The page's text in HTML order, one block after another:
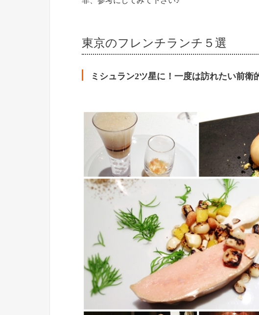
東京のフレンチランチ５選
ミシュラン2ツ星に！一度は訪れたい前